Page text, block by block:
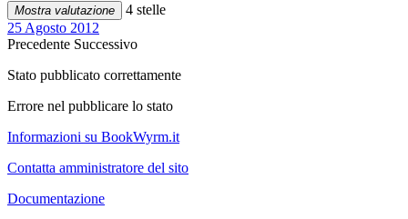
Mostra valutazione
4 stelle
25 Agosto 2012
Precedente Successivo
Stato pubblicato correttamente
Errore nel pubblicare lo stato
Informazioni su BookWyrm.it
Contatta amministratore del sito
Documentazione